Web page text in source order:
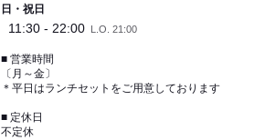
日・祝日
11:30 - 22:00 L.O. 21:00
■ 営業時間
〔月～金〕
＊平日はランチセットをご用意しております
■ 定休日
不定休